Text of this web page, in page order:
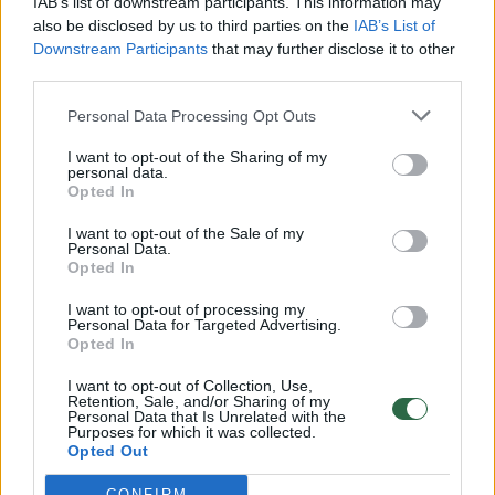
also be disclosed by us to third parties on the IAB’s List of
Downstream Participants that may further disclose it to other
Personal Data Processing Opt Outs
I want to opt-out of the Sharing of my
personal data.
Opted In
I want to opt-out of the Sale of my
Personal Data.
Opted In
I want to opt-out of processing my
Personal Data for Targeted Advertising.
Opted In
I want to opt-out of Collection, Use,
Retention, Sale, and/or Sharing of my
Personal Data that Is Unrelated with the
Purposes for which it was collected.
Opted Out
vaiko gyvybių išgelbėti nepavyko
Žinios | Lietuvos diena
00:00:57
Savaitės vidurys nusimato karštas: temperatūra kils iki
32 laipsnių šilumos
Žinios | Orai
Nufilmavo, kaip patvino Vilniaus Vakarinis aplinkkelis:
Žinios | Lietuvos diena
00:00:55
Avarija Vilniuje: į stotelę įsirėžęs automobilis sužalojo
dvi moteris